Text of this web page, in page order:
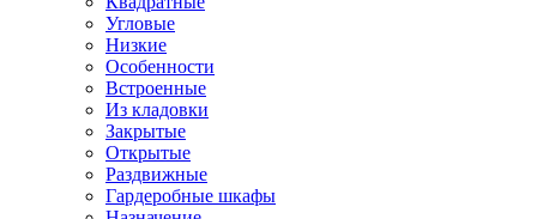
Угловые
Низкие
Особенности
Встроенные
Из кладовки
Закрытые
Открытые
Раздвижные
Гардеробные шкафы